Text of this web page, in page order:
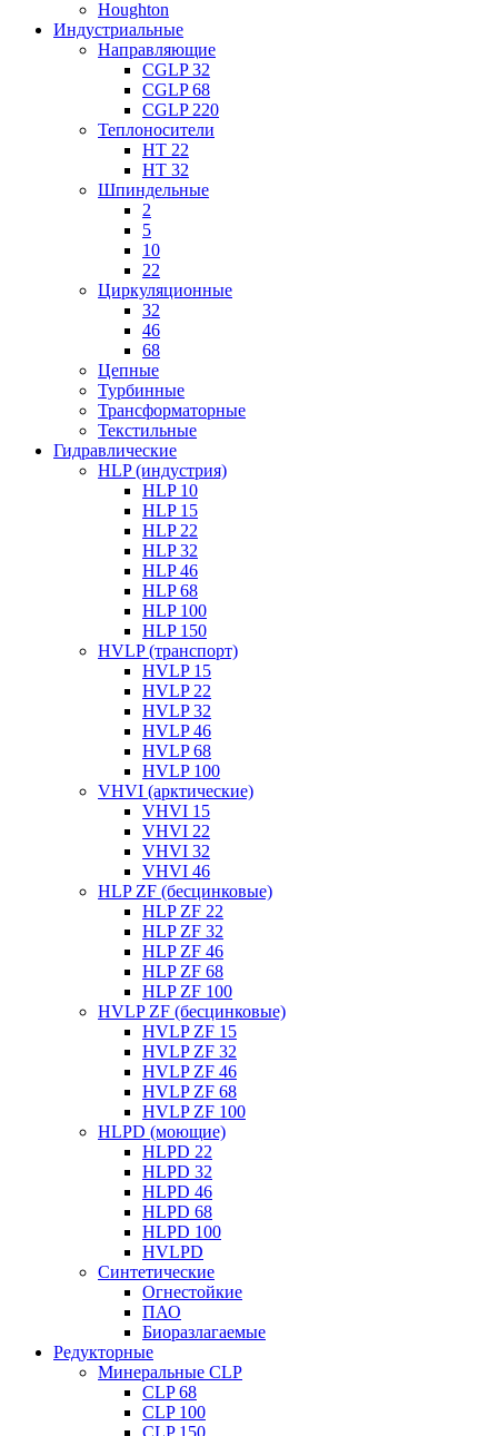
Houghton
Индустриальные
Направляющие
CGLP 32
CGLP 68
CGLP 220
Теплоносители
HT 22
HT 32
Шпиндельные
2
5
10
22
Циркуляционные
32
46
68
Цепные
Турбинные
Трансформаторные
Текстильные
Гидравлические
HLP (индустрия)
HLP 10
HLP 15
HLP 22
HLP 32
HLP 46
HLP 68
HLP 100
HLP 150
HVLP (транспорт)
HVLP 15
HVLP 22
HVLP 32
HVLP 46
HVLP 68
HVLP 100
VHVI (арктические)
VHVI 15
VHVI 22
VHVI 32
VHVI 46
HLP ZF (бесцинковые)
HLP ZF 22
HLP ZF 32
HLP ZF 46
HLP ZF 68
HLP ZF 100
HVLP ZF (бесцинковые)
HVLP ZF 15
HVLP ZF 32
HVLP ZF 46
HVLP ZF 68
HVLP ZF 100
HLPD (моющие)
HLPD 22
HLPD 32
HLPD 46
HLPD 68
HLPD 100
HVLPD
Синтетические
Огнестойкие
ПАО
Биоразлагаемые
Редукторные
Минеральные CLP
CLP 68
CLP 100
CLP 150